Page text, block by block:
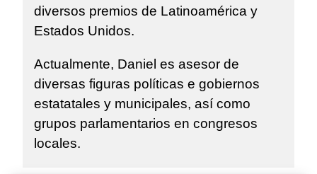
diversos premios de Latinoamérica y
Estados Unidos.
Actualmente, Daniel es asesor de
diversas figuras políticas e gobiernos
estatatales y municipales, así como
grupos parlamentarios en congresos
locales.